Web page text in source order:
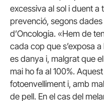
excessiva al sol i duent
prevenció, segons dades
d’Oncologia. «Hem de
cada cop que s’exposa
es danya i, malgrat que
mai ho fa al 100%.
fotoenvelliment i, amb
de pell. En el cas del